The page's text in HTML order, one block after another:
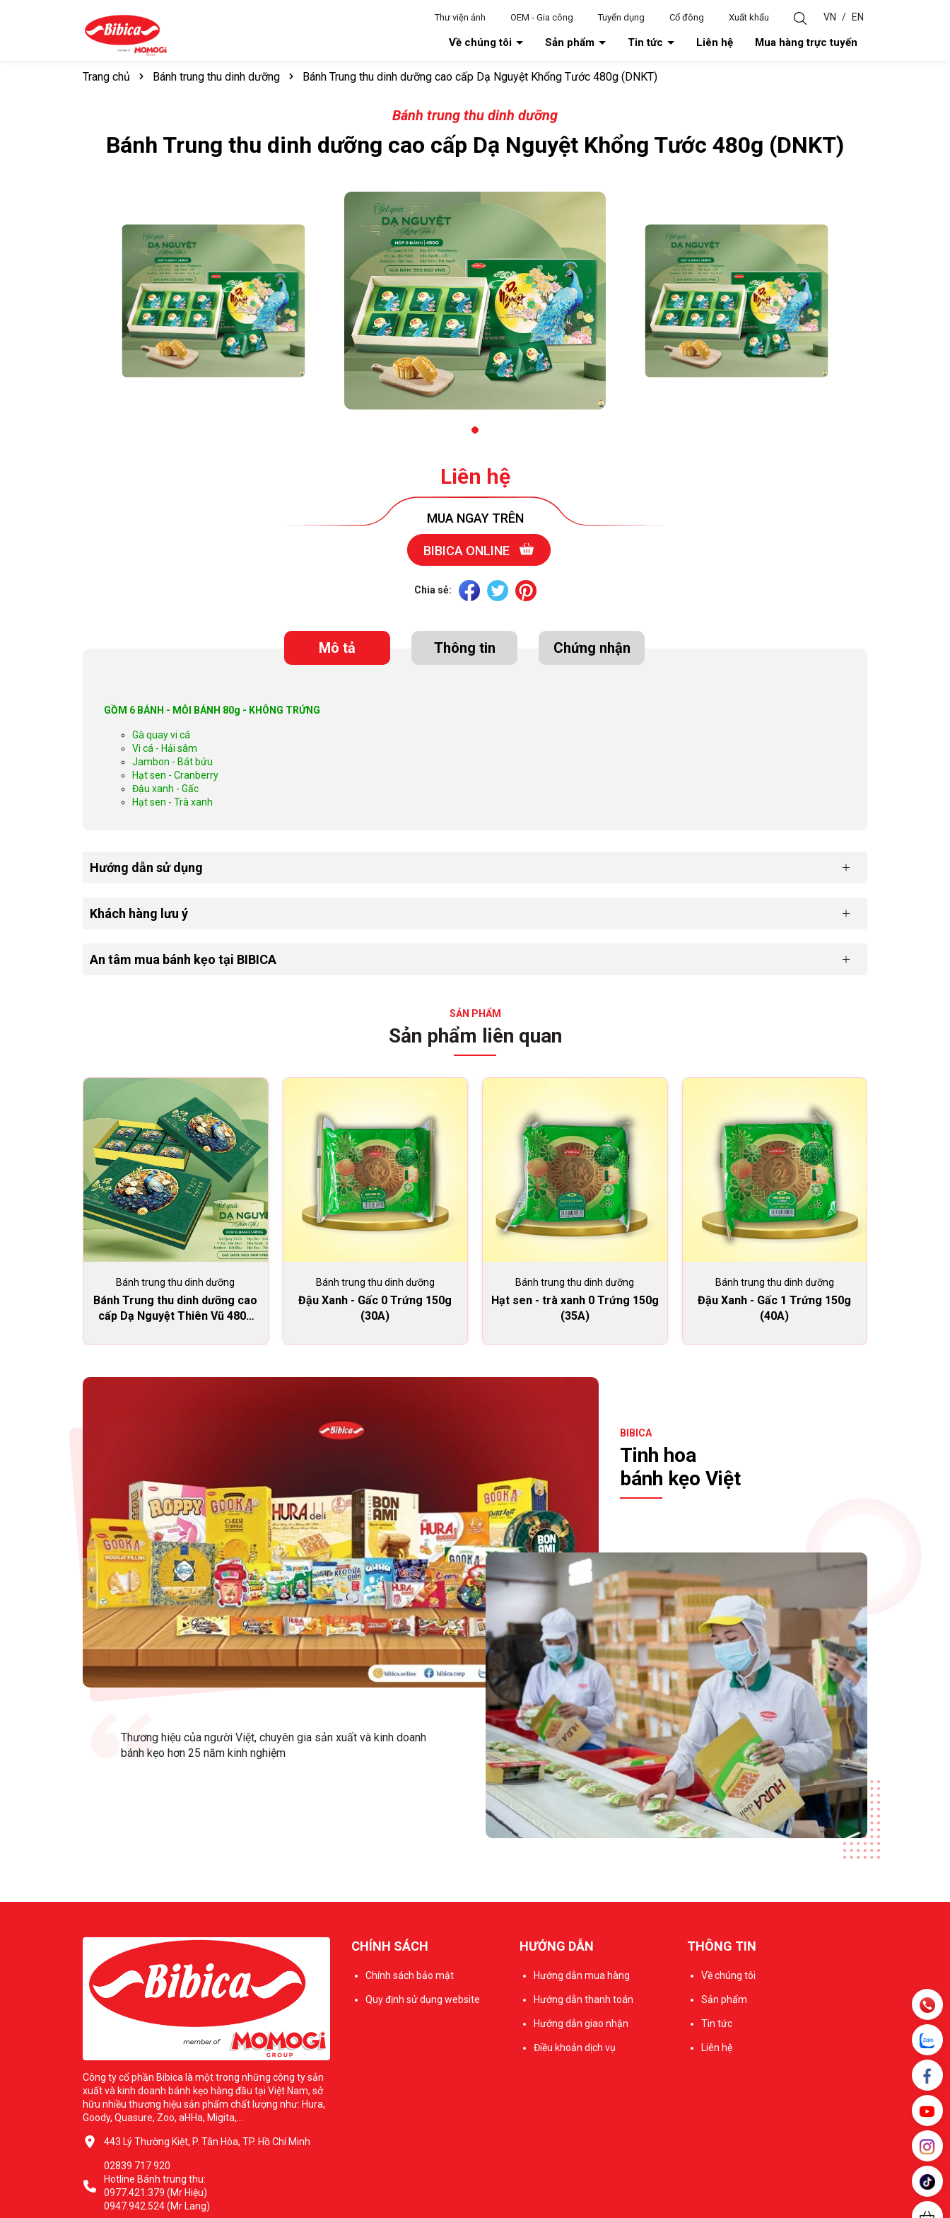
Thư viện ảnh OEM - Gia công Tuyển dụng Cổ đông Xuất khẩu VN / EN
Về chúng tôi Sản phẩm Tin tức Liên hệ Mua hàng trực tuyến
Trang chủ Bánh trung thu dinh dưỡng Bánh Trung thu dinh dưỡng cao cấp Dạ Nguyệt Khổng Tước 480g (DNKT)
Bánh trung thu dinh dưỡng
Bánh Trung thu dinh dưỡng cao cấp Dạ Nguyệt Khổng Tước 480g (DNKT)
Liên hệ
MUA NGAY TRÊN
BIBICA ONLINE
Chia sẻ:
Mô tả Thông tin Chứng nhận
GỒM 6 BÁNH - MỖI BÁNH 80g - KHÔNG TRỨNG
Gà quay vi cá
Vi cá - Hải sâm
Jambon - Bát bửu
Hạt sen - Cranberry
Đậu xanh - Gấc
Hạt sen - Trà xanh
Hướng dẫn sử dụng
Khách hàng lưu ý
An tâm mua bánh kẹo tại BIBICA
SẢN PHẨM
Sản phẩm liên quan
Bánh trung thu dinh dưỡng
Bánh Trung thu dinh dưỡng cao
cấp Dạ Nguyệt Thiên Vũ 480g
Bánh trung thu dinh dưỡng
Đậu Xanh - Gấc 0 Trứng 150g
(30A)
Bánh trung thu dinh dưỡng
Hạt sen - trà xanh 0 Trứng 150g
(35A)
Bánh trung thu dinh dưỡng
Đậu Xanh - Gấc 1 Trứng 150g
(40A)
BIBICA
Tinh hoa
bánh kẹo Việt
Thương hiệu của người Việt, chuyên gia sản xuất và kinh doanh
bánh kẹo hơn 25 năm kinh nghiệm
Công ty cổ phần Bibica là một trong những công ty sản
xuất và kinh doanh bánh kẹo hàng đầu tại Việt Nam, sở
hữu nhiều thương hiệu sản phẩm chất lượng như: Hura,
Goody, Quasure, Zoo, aHHa, Migita,...
443 Lý Thường Kiệt, P. Tân Hòa, TP. Hồ Chí Minh
02839 717 920
Hotline Bánh trung thu:
0977.421.379 (Mr Hiệu)
0947.942.524 (Mr Lang)
CHÍNH SÁCH
Chính sách bảo mật
Quy định sử dụng website
HƯỚNG DẪN
Hướng dẫn mua hàng
Hướng dẫn thanh toán
Hướng dẫn giao nhận
Điều khoản dịch vụ
THÔNG TIN
Về chúng tôi
Sản phẩm
Tin tức
Liên hệ